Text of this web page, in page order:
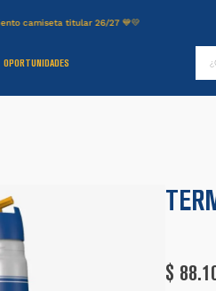
camiseta titular 26/27 💙💛
OPORTUNIDADES
$ 88.